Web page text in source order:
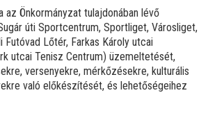
az Önkormányzat tulajdonában lévő
úti Sportcentrum, Sportliget, Városliget,
Futóvad Lőtér, Farkas Károly utcai
utcai Tenisz Centrum) üzemeltetését,
versenyekre, mérkőzésekre, kulturális
való előkészítését, és lehetőségeihez